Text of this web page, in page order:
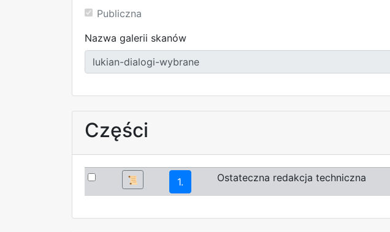
Publiczna
Nazwa galerii skanów
Części
📜 1. Ostateczna redakcja techniczna